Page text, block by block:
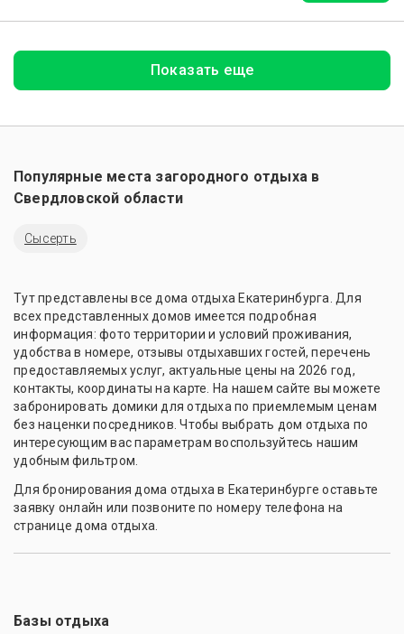
Показать еще
Популярные места загородного отдыха в
Свердловской области
Сысерть
Тут представлены все дома отдыха Екатеринбурга. Для
всех представленных домов имеется подробная
информация: фото территории и условий проживания,
удобства в номере, отзывы отдыхавших гостей, перечень
предоставляемых услуг, актуальные цены на 2026 год,
контакты, координаты на карте. На нашем сайте вы можете
забронировать домики для отдыха по приемлемым ценам
без наценки посредников. Чтобы выбрать дом отдыха по
интересующим вас параметрам воспользуйтесь нашим
удобным фильтром.
Для бронирования дома отдыха в Екатеринбурге оставьте
заявку онлайн или позвоните по номеру телефона на
странице дома отдыха.
Базы отдыха